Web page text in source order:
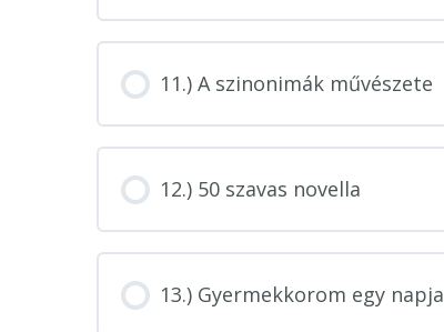
11.) A szinonimák művészete
12.) 50 szavas novella
13.) Gyermekkorom egy napja